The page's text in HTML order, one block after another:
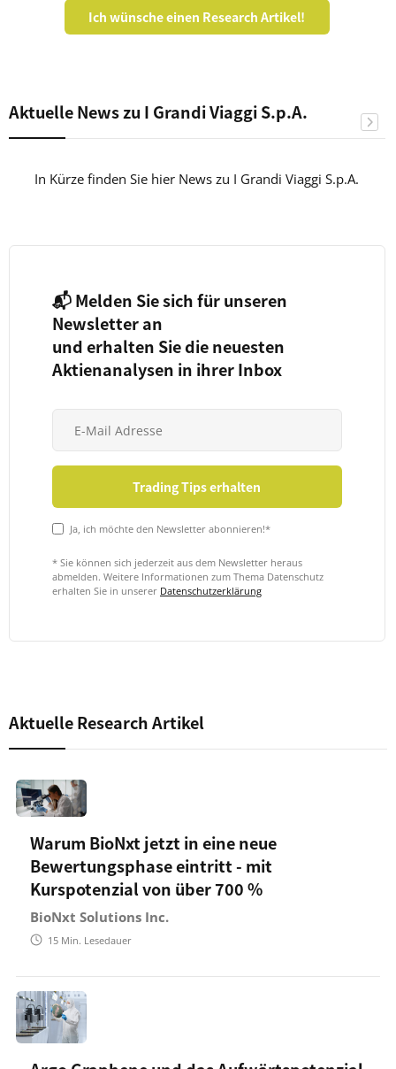
Ich wünsche einen Research Artikel!
Aktuelle News zu I Grandi Viaggi S.p.A.
In Kürze finden Sie hier News zu I Grandi Viaggi S.p.A.
📬 Melden Sie sich für unseren
Newsletter an
und erhalten Sie die neuesten
Aktienanalysen in ihrer Inbox
Ja, ich möchte den Newsletter abonnieren!*
* Sie können sich jederzeit aus dem Newsletter heraus
abmelden. Weitere Informationen zum Thema Datenschutz
erhalten Sie in unserer Datenschutzerklärung
Aktuelle Research Artikel
Warum BioNxt jetzt in eine neue
Bewertungsphase eintritt - mit
Kurspotenzial von über 700 %
BioNxt Solutions Inc.
15 Min. Lesedauer